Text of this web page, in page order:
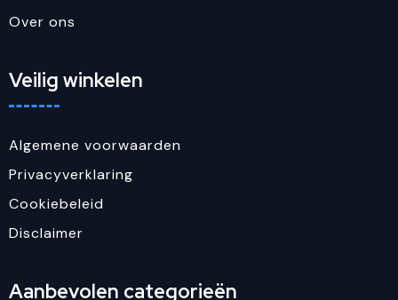
Over ons
Veilig winkelen
Algemene voorwaarden
Privacyverklaring
Cookiebeleid
Disclaimer
Aanbevolen categorieën